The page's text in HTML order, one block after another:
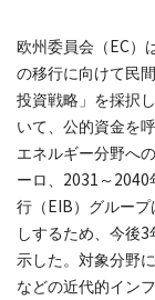
欧州委員会（ EC）
の移行に向けて民
投資戦略」を採択
いて、公的資金を
エネルギー分野へ
ーロ、 2031 ～ 2040
行（ EIB ）グループ
しするため、今後3
示した。対象分野
などの近代的イン